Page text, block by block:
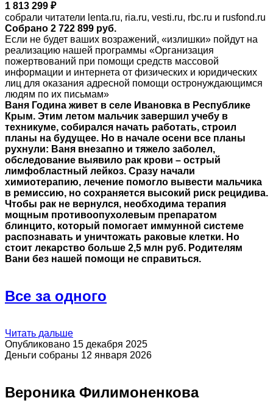
1 813 299 ₽
собрали читатели lenta.ru, ria.ru, vesti.ru, rbc.ru и rusfond.ru
Собрано 2 722 899 руб.
Если не будет ваших возражений, «излишки» пойдут на
реализацию нашей программы «Организация
пожертвований при помощи средств массовой
информации и интернета от физических и юридических
лиц для оказания адресной помощи остронуждающимся
людям по их письмам»
Ваня Година живет в селе Ивановка в Республике
Крым. Этим летом мальчик завершил учебу в
техникуме, собирался начать работать, строил
планы на будущее. Но в начале осени все планы
рухнули: Ваня внезапно и тяжело заболел,
обследование выявило рак крови – острый
лимфобластный лейкоз. Сразу начали
химиотерапию, лечение помогло вывести мальчика
в ремиссию, но сохраняется высокий риск рецидива.
Чтобы рак не вернулся, необходима терапия
мощным противоопухолевым препаратом
блинцито, который помогает иммунной системе
распознавать и уничтожать раковые клетки. Но
стоит лекарство больше 2,5 млн руб. Родителям
Вани без нашей помощи не справиться.
Все за одного
Читать дальше
Опубликовано 15 декабря 2025
Деньги собраны 12 января 2026
Вероника Филимоненкова